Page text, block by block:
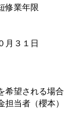
修業年限
月３１日
希望される場合
当者（櫻本）